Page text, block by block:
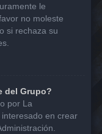
le
no moleste
si rechaza su
del Grupo?
por La
en crear